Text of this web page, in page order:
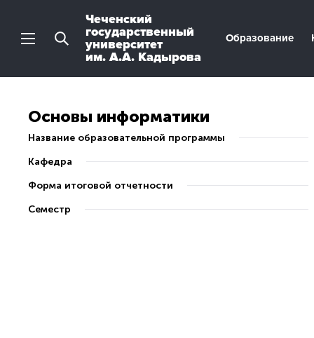
Чеченский
государственный
университет
им. А.А. Кадырова
Образование
Основы информатики
Название образовательной программы
Кафедра
Форма итоговой отчетности
Семестр